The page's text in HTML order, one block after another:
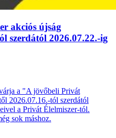
akciós újság
szerdától 2026.07.22.-ig
a "A jövőbeli Privát
2026.07.16.-tól szerdától
a Privát Élelmiszer-tól.
sok máshoz.